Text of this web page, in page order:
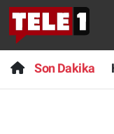
Son Dakika
Anında
Başka
Son Dakika
Haber
Nöbetçi
Hava Durumu